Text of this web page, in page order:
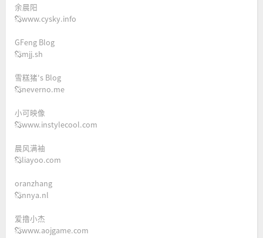
余晨阳
www.cysky.info
GFeng Blog
mjj.sh
雪糕猪's Blog
neverno.me
小可映像
www.instylecool.com
晨风满袖
liayoo.com
oranzhang
nnya.nl
爱撸小杰
www.aojgame.com